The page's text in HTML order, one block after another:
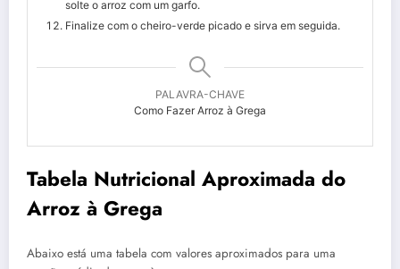
solte o arroz com um garfo.
Finalize com o cheiro-verde picado e sirva em seguida.
PALAVRA-CHAVE
Como Fazer Arroz à Grega
Tabela Nutricional Aproximada do
Arroz à Grega
Abaixo está uma tabela com valores aproximados para uma